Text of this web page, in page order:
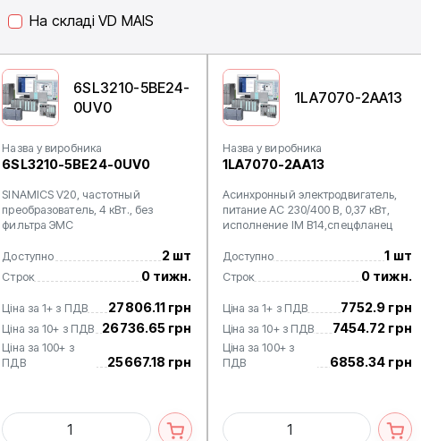
На складі VD MAIS
6SL3210-5BE24-
0UV0
Назва у виробника
6SL3210-5BE24-0UV0
SINAMICS V20, частотный
преобразователь, 4 кВт., без
фильтра ЭМС
Доступно 2 шт
Строк 0 тижн.
Ціна за 1+ з ПДВ 27806.11 грн
Ціна за 10+ з ПДВ 26736.65 грн
Ціна за 100+ з
ПДВ
25667.18 грн
1LA7070-2AA13
Назва у виробника
1LA7070-2AA13
Асинхронный электродвигатель,
питание АС 230/400 В, 0,37 кВт,
исполнение IM B14,спецфланец
Доступно 1 шт
Строк 0 тижн.
Ціна за 1+ з ПДВ 7752.9 грн
Ціна за 10+ з ПДВ 7454.72 грн
Ціна за 100+ з
ПДВ
6858.34 грн